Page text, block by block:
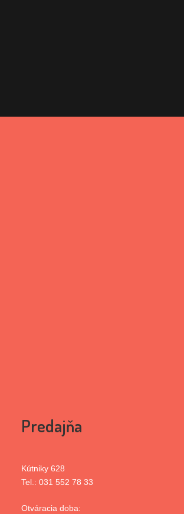
Predajňa
Kútniky 628
Tel.: 031 552 78 33
Otváracia doba: